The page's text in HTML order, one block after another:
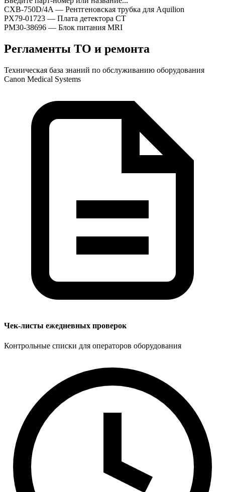
CXB-750D/4A — Рентгеновская трубка для Aquilion
PX79-01723 — Плата детектора CT
PM30-38696 — Блок питания MRI
Регламенты ТО и ремонта
Техническая база знаний по обслуживанию оборудования
Canon Medical Systems
Чек-листы ежедневных проверок
Контрольные списки для операторов оборудования